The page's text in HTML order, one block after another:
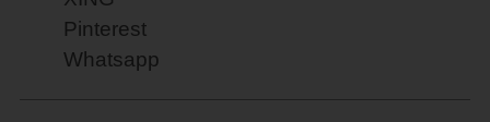
Pinterest
Whatsapp